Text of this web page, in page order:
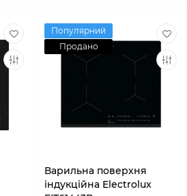
Популярний
Продано
Варильна поверхня
індукційна Electrolux